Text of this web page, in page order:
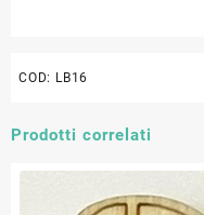
COD: LB16
Prodotti correlati